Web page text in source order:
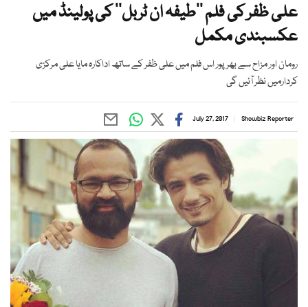
علی ظفر کی فلم ’’طیفہ ان ٹربل‘‘ کی پولینڈ میں
عکسبندی مکمل
رومان اور مزاح سے بھرپور اس فلم میں علی ظفر کے ساتھ اداکارہ مایا علی مرکزی
کردارمیں نظر آئیں گی
Showbiz Reporter
July 27, 2017